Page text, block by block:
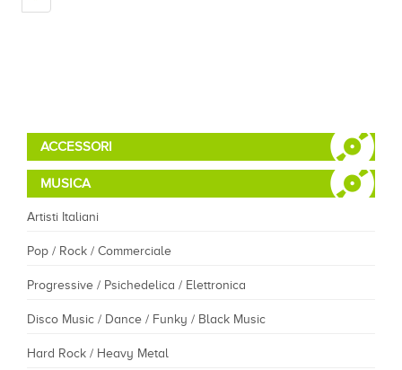
ACCESSORI
MUSICA
Artisti Italiani
Pop / Rock / Commerciale
Progressive / Psichedelica / Elettronica
Disco Music / Dance / Funky / Black Music
Hard Rock / Heavy Metal